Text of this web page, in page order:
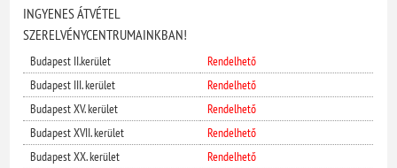
INGYENES ÁTVÉTEL
SZERELVÉNYCENTRUMAINKBAN!
Budapest II.kerület
Rendelhető
Budapest III. kerület
Rendelhető
Budapest XV. kerület
Rendelhető
Budapest XVII. kerület
Rendelhető
Budapest XX. kerület
Rendelhető